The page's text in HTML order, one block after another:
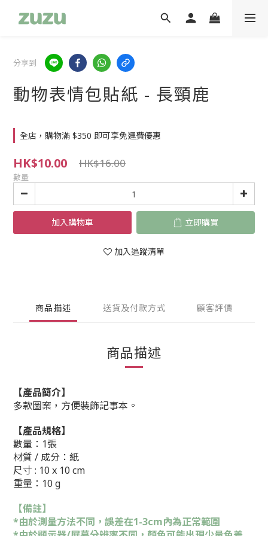
分享到
動物表情包貼紙 - 長頸鹿
全店，購物滿 $350 即可享免運費優惠
HK$10.00 HK$16.00
數量
加入購物車 立即購買
加入追蹤清單
商品描述 送貨及付款方式 顧客評價
商品描述
【產品簡介】
多款圖案，方便裝飾記事本。
【產品規格】
數量：1張
材質 / 成分：紙
尺寸 : 10 x 10 cm
重量：10 g
【備註】
*由於測量方法不同，誤差在1-3cm內為正常範圍